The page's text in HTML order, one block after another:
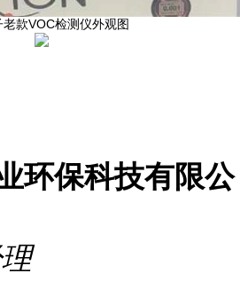
款VOC检测仪外观图
环保科技有限公